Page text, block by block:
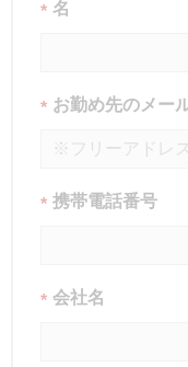
* 名
* お勤め先のメー
* 携帯電話番号
* 会社名